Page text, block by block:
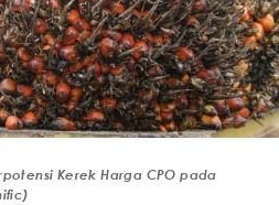
Kerek Harga CPO pada